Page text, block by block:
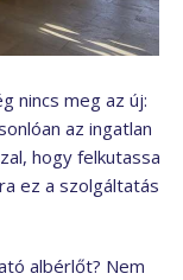
nincs meg az új:
az ingatlan
hogy felkutassa
ez a szolgáltatás
albérlőt? Nem